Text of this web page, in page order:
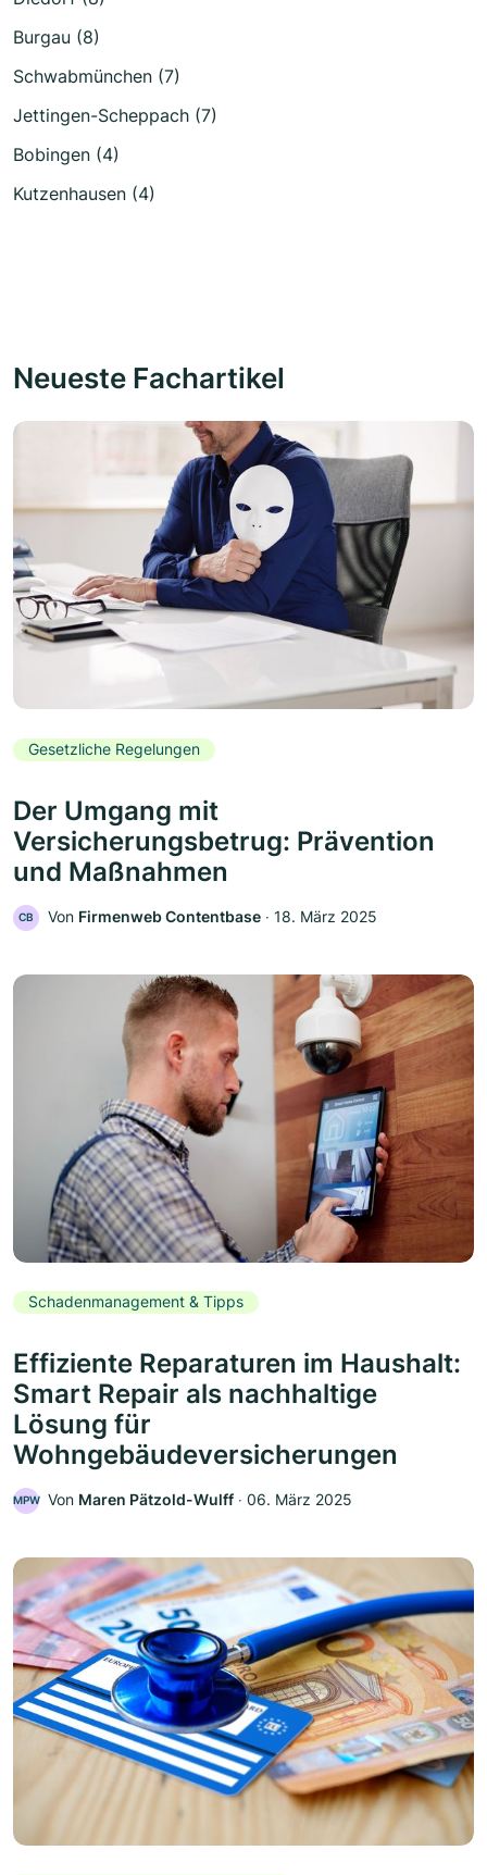
Burgau (8)
Schwabmünchen (7)
Jettingen-Scheppach (7)
Bobingen (4)
Kutzenhausen (4)
Neueste Fachartikel
Gesetzliche Regelungen
Der Umgang mit
Versicherungsbetrug: Prävention
und Maßnahmen
CB Von Firmenweb Contentbase ‧ 18. März 2025
Schadenmanagement & Tipps
Effiziente Reparaturen im Haushalt:
Smart Repair als nachhaltige
Lösung für
Wohngebäudeversicherungen
MPW Von Maren Pätzold-Wulff ‧ 06. März 2025